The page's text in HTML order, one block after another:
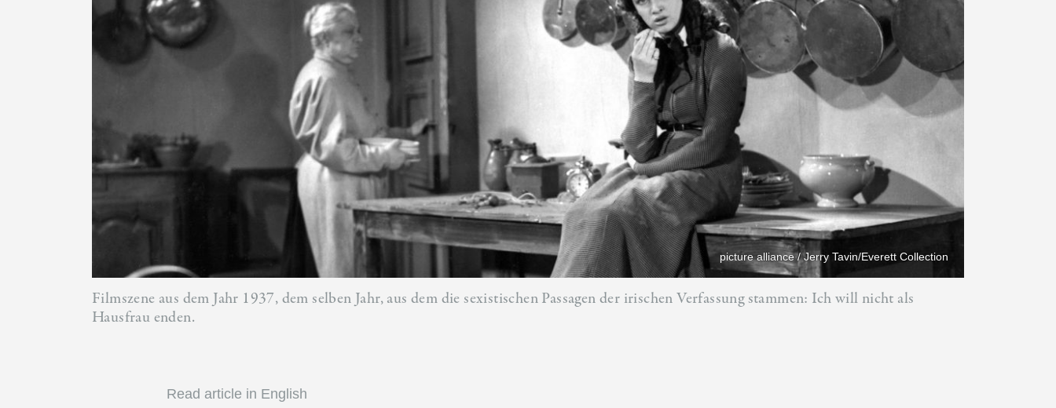
picture alliance / Jerry Tavin/Everett Collection
Filmszene aus dem Jahr 1937, dem selben Jahr, aus dem die sexistischen Passagen der irischen Verfassung stammen: Ich will nicht als
Hausfrau enden.
Read article in English